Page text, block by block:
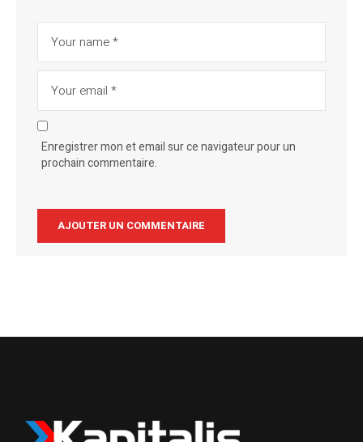
Enregistrer mon et email sur ce navigateur pour un
prochain commentaire.